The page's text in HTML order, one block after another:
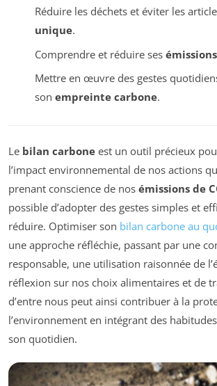
Réduire les déchets et éviter les
unique.
Comprendre et réduire ses
Mettre en œuvre des gestes
son empreinte carbone.
Le bilan carbone est un outil précieux
l’impact environnemental de nos actions
prenant conscience de nos émissions de
possible d’adopter des gestes simples et
réduire. Optimiser son bilan carbone au
une approche réfléchie, passant par une
responsable, une utilisation raisonnée de
réflexion sur nos choix alimentaires et de
d’entre nous peut ainsi contribuer à la
l’environnement en intégrant des
son quotidien.